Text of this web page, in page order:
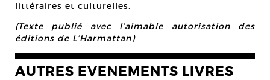
littéraires et culturelles.
(Texte publié avec l’aimable autorisation des
éditions de L’Harmattan)
AUTRES EVENEMENTS LIVRES